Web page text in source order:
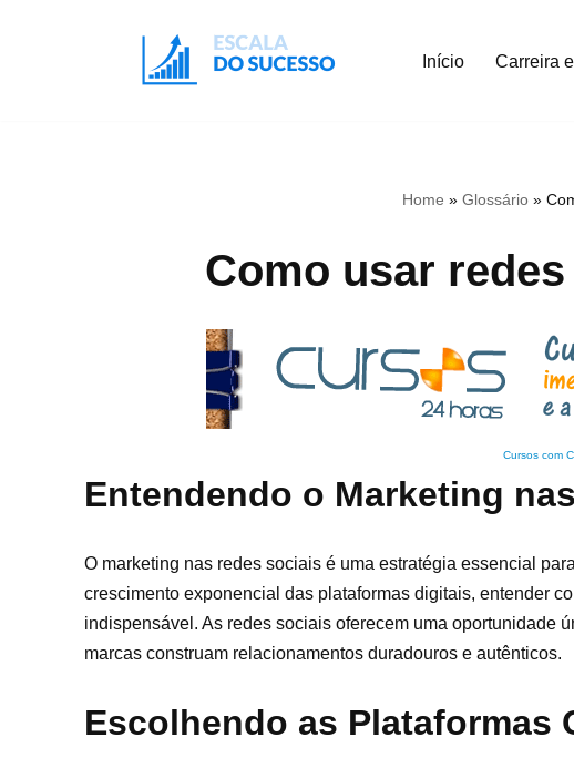
Início Carreira
Home » Glossário»
Como usar
Cursos com
Entendendo o Marketing
O marketing nas redes sociais é uma estratégia essencial
crescimento exponencial das plataformas digitais, entender
indispensável. As redes sociais oferecem uma oportunidade
marcas construam relacionamentos duradouros e autênticos.
Escolhendo as Plataformas